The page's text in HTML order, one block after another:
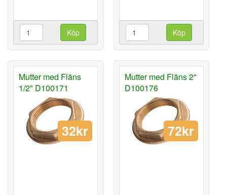
Köp Köp
Mutter med Fläns
1/2" D100171
32kr
Mutter med Fläns 2"
D100176
72kr